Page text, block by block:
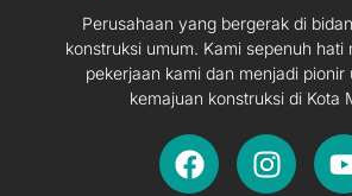
Perusahaan yang bergerak di
konstruksi umum. Kami sepenuh hati
pekerjaan kami dan menjadi pionir
kemajuan konstruksi di Kota
F
a
I
n